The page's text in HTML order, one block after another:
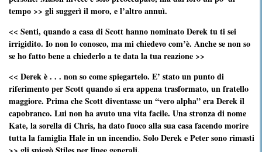
tempo >> gli suggerì il moro, e l’altro annuì.
<< Senti, quando a casa di Scott hanno nominato Derek tu ti sei
irrigidito. Io non lo conosco, ma mi chiedevo com’è. Anche se non so
se ho fatto bene a chiederlo a te data la tua reazione >>
<< Derek è . . . non so come spiegartelo. E’ stato un punto di
riferimento per Scott quando si era appena trasformato, un fratello
maggiore. Prima che Scott diventasse un “vero alpha” era Derek il
capobranco. Lui non ha avuto una vita facile. Una stronza di nome
Kate, la sorella di Chris, ha dato fuoco alla sua casa facendo morire
tutta la famiglia Hale in un incendio. Solo Derek e Peter sono rimasti